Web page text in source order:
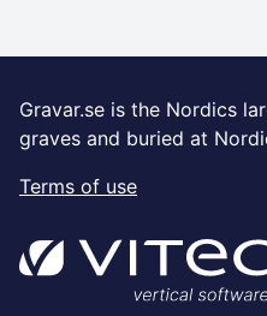
Gravar.se is the Nordics
graves and buried at
Terms of use